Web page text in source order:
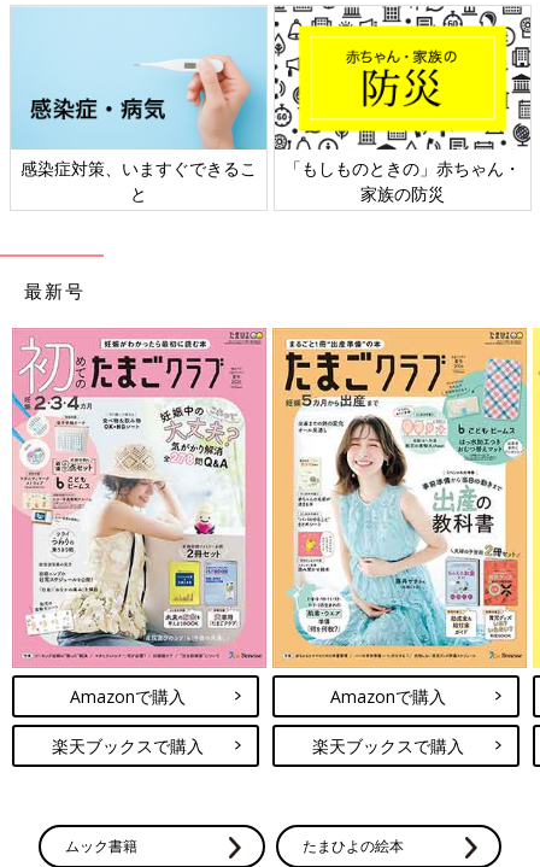
感染症対策、いますぐできるこ
と
「もしものときの」赤ちゃん・
家族の防災
最新号
Amazonで購入
楽天ブックスで購入
Amazonで購入
楽天ブックスで購入
ムック書籍 たまひよの絵本